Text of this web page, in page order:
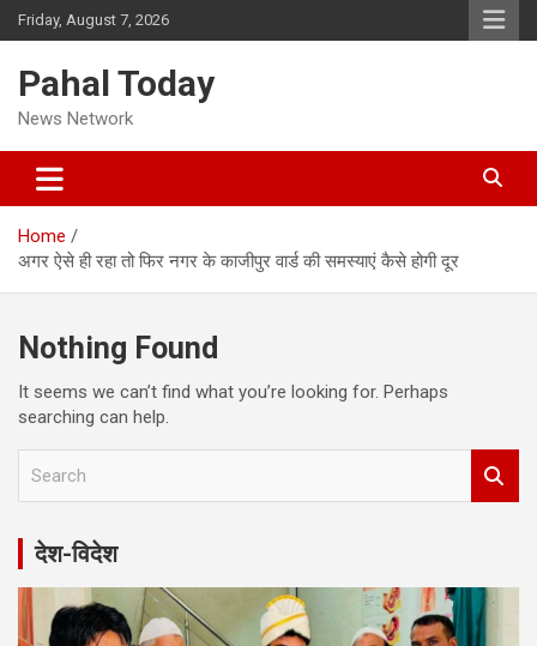
Skip
to
Friday, August 7, 2026
Pahal Today
News Network
Home
अगर ऐसे ही रहा तो फिर नगर के काजीपुर वार्ड की समस्याएं कैसे होगी दूर
Nothing Found
It seems we can’t find what you’re looking for. Perhaps
searching can help.
r
h
देश-विदेश